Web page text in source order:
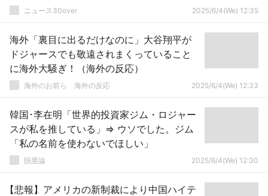
ニュース30over 2025/6/4(We) 12:35
海外「裏目に出るだけなのに」大谷翔平が
ドジャースでも敬遠されまくっていること
に海外大騒ぎ！（海外の反応）
海外のお前ら 海外の反応 2025/6/4(We) 12:33
韓国･李在明「世界的投資家ジム・ロジャー
スが私を推している」⇒ ウソでした。ジム
「私の名前を使わないでほしい」
脱亜論 2025/6/4(We) 12:30
【悲報】アメリカの新制裁により中国ハイテ